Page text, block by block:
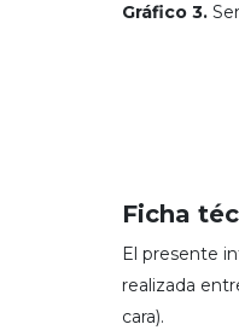
Gráfico 3.
Ficha
El presente
realizada
cara).